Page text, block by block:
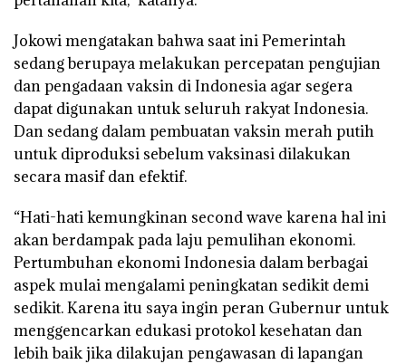
Jokowi mengatakan bahwa saat ini Pemerintah
sedang berupaya melakukan percepatan pengujian
dan pengadaan vaksin di Indonesia agar segera
dapat digunakan untuk seluruh rakyat Indonesia.
Dan sedang dalam pembuatan vaksin merah putih
untuk diproduksi sebelum vaksinasi dilakukan
secara masif dan efektif.
“Hati-hati kemungkinan second wave karena hal ini
akan berdampak pada laju pemulihan ekonomi.
Pertumbuhan ekonomi Indonesia dalam berbagai
aspek mulai mengalami peningkatan sedikit demi
sedikit. Karena itu saya ingin peran Gubernur untuk
menggencarkan edukasi protokol kesehatan dan
lebih baik jika dilakujan pengawasan di lapangan